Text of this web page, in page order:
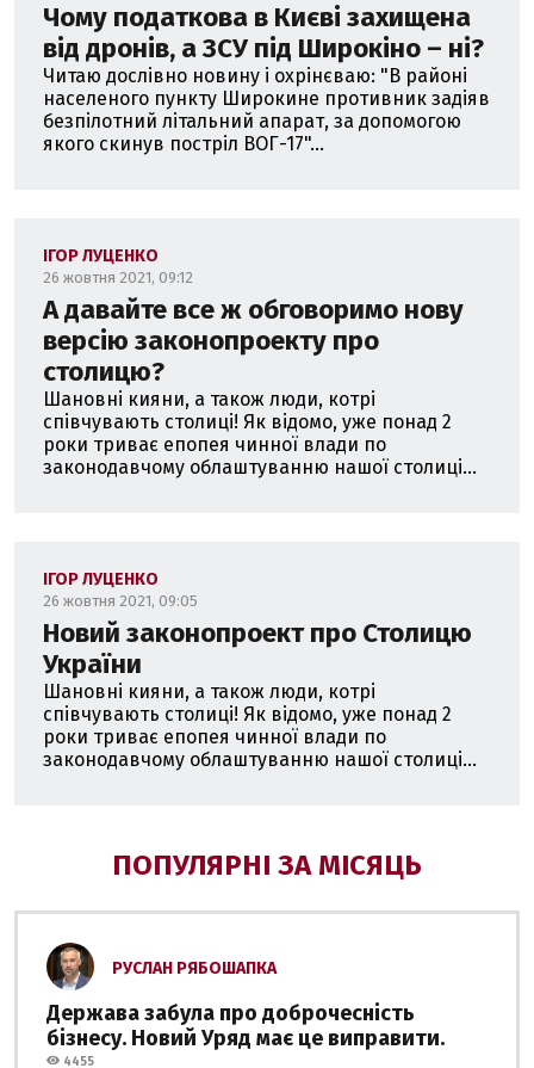
Чому податкова в Києві захищена
від дронів, а ЗСУ під Широкіно – ні?
Читаю дослівно новину і охрінєваю: "В районі
населеного пункту Широкине противник задіяв
безпілотний літальний апарат, за допомогою
якого скинув постріл ВОГ-17"...
ІГОР ЛУЦЕНКО
26 жовтня 2021, 09:12
А давайте все ж обговоримо нову
версію законопроекту про
столицю?
Шановні кияни, а також люди, котрі
співчувають столиці! Як відомо, уже понад 2
роки триває епопея чинної влади по
законодавчому облаштуванню нашої столиці...
ІГОР ЛУЦЕНКО
26 жовтня 2021, 09:05
Новий законопроект про Столицю
України
Шановні кияни, а також люди, котрі
співчувають столиці! Як відомо, уже понад 2
роки триває епопея чинної влади по
законодавчому облаштуванню нашої столиці...
ПОПУЛЯРНІ ЗА МІСЯЦЬ
РУСЛАН РЯБОШАПКА
Держава забула про доброчесність
бізнесу. Новий Уряд має це виправити.
4455